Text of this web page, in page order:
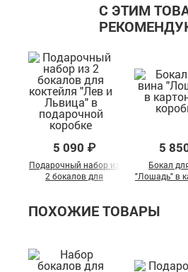
С ЭТИМ
5 090 ₽
Подарочный набор из
2 бокалов для
подарочной коробке
5
Бокал
"Лошадь" в
ПОХОЖИЕ ТОВАРЫ